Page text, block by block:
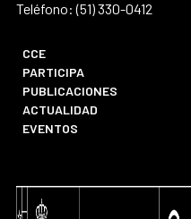
Teléfono: (51) 330-0412
CCE
PARTICIPA
PUBLICACIONES
ACTUALIDAD
EVENTOS